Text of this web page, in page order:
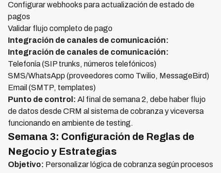
Configurar webhooks para actualización de estado de
pagos
Validar flujo completo de pago
Integración de canales de comunicación:
Integración de canales de comunicación:
Telefonía (SIP trunks, números telefónicos)
SMS/WhatsApp (proveedores como Twilio, MessageBird)
Email (SMTP, templates)
Punto de control: Al final de semana 2, debe haber flujo
de datos desde CRM al sistema de cobranza y viceversa
funcionando en ambiente de testing.
Semana 3: Configuración de Reglas de
Negocio y Estrategias
Objetivo: Personalizar lógica de cobranza según procesos